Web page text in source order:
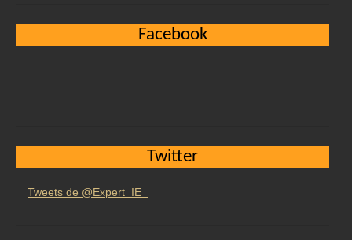
Facebook
Twitter
Tweets de @Expert_IE_